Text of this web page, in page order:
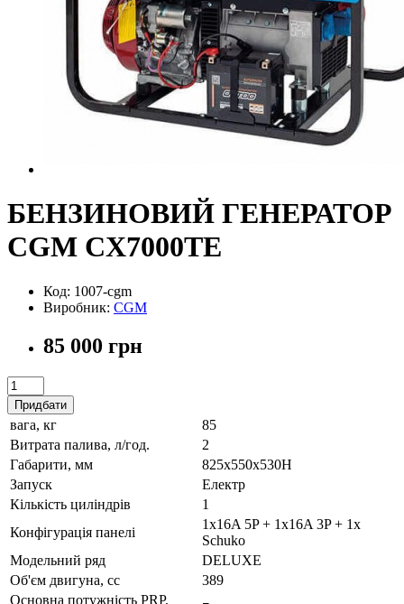
БЕНЗИНОВИЙ ГЕНЕРАТОР
CGM CX7000TE
Код: 1007-cgm
Виробник: CGM
85 000 грн
Придбати
вага, кг
85
Витрата палива, л/год.
2
Габарити, мм
825x550x530H
Запуск
Електр
Кількість циліндрів
1
Конфігурація панелі
1x16A 5P + 1x16A 3P + 1x
Schuko
Модельний ряд
DELUXE
Об'єм двигуна, cc
389
Основна потужність PRP,